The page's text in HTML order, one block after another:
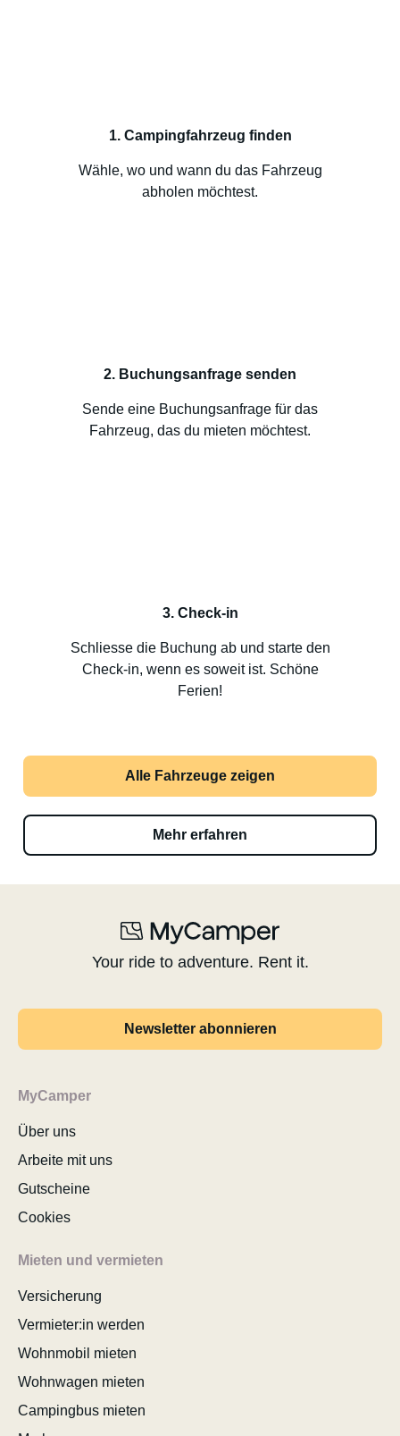
1. Campingfahrzeug finden
Wähle, wo und wann du das Fahrzeug
abholen möchtest.
2. Buchungsanfrage senden
Sende eine Buchungsanfrage für das
Fahrzeug, das du mieten möchtest.
3. Check-in
Schliesse die Buchung ab und starte den
Check-in, wenn es soweit ist. Schöne
Ferien!
Alle Fahrzeuge zeigen
Mehr erfahren
Your ride to adventure. Rent it.
Newsletter abonnieren
MyCamper
Über uns
Arbeite mit uns
Gutscheine
Cookies
Mieten und vermieten
Versicherung
Vermieter:in werden
Wohnmobil mieten
Wohnwagen mieten
Campingbus mieten